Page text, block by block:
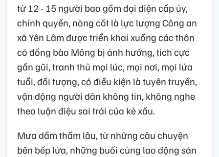
từ 12 - 15 người bao gồm đại diện cấp ủy,
chính quyền, nòng cốt là lực lượng Công an
xã Yên Lâm được triển khai xuống các thôn
có đồng bào Mông bị ảnh hưởng, tích cực
gần gũi, tranh thủ mọi lúc, mọi nơi, mọi lứa
tuổi, đối tượng, có điều kiện là tuyên truyền,
vận động người dân không tin, không nghe
theo luận điệu sai trái của kẻ xấu.
Mưa dầm thấm lâu, từ những câu chuyện
bên bếp lửa, những buổi cùng lao động sản